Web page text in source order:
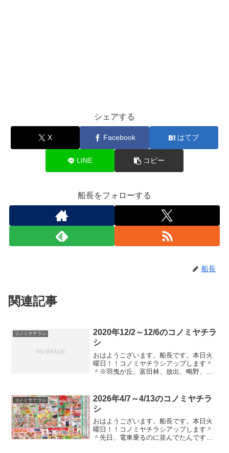
シェアする
X Facebook はてブ
LINE コピー
船長をフォローする
船長
関連記事
コノミヤチラシ
2020年12/2～12/6のコノミヤチラ
シ
おはようございます。船長です。本日火
曜日！！コノミヤチラシアップします＾
＾※羽曳が丘、富田林、放出、鴫野、徳
ないそうです。家からは遠いので入手困
難。。。申し訳ない。そ...
コノミヤチラシ
2026年4/7～4/13のコノミヤチラ
シ
おはようございます。船長です。本日火
曜日！！コノミヤチラシアップします＾
＾先日、電車乗るのに並んでたんです。